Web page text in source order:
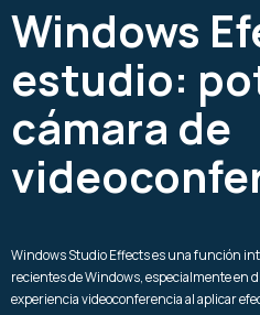
Windows
estudio:
cámara de
Windows Studio Effects es una función
recientes de Windows, especialmente en
experiencia videoconferencia al aplicar